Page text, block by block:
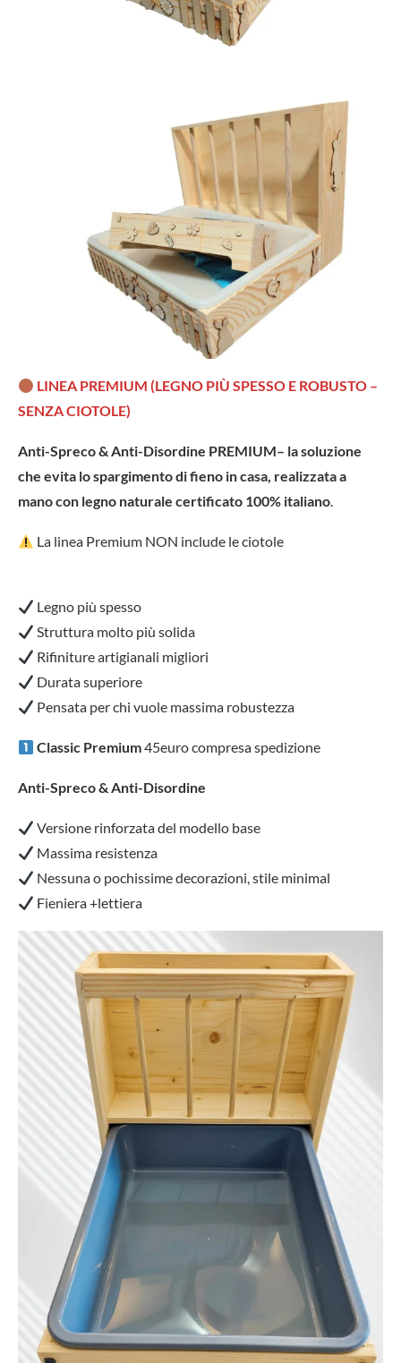
LINEA PREMIUM (LEGNO PIÙ SPESSO E ROBUSTO –
SENZA CIOTOLE)
Anti-Spreco & Anti-Disordine PREMIUM– la soluzione
che evita lo spargimento di fieno in casa, realizzata a
mano con legno naturale certificato 100% italiano.
La linea Premium NON include le ciotole
Legno più spesso
Struttura molto più solida
Rifiniture artigianali migliori
Durata superiore
Pensata per chi vuole massima robustezza
Classic Premium45euro compresa spedizione
Anti-Spreco & Anti-Disordine
Versione rinforzata del modello base
Massima resistenza
Nessuna o pochissime decorazioni, stile minimal
Fieniera +lettiera